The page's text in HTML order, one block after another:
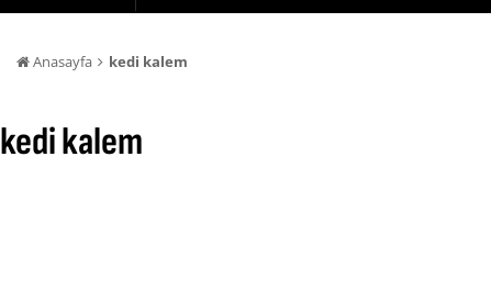
Anasayfa kedi kalem
kedi kalem